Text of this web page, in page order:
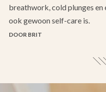
breathwork, cold plunges
ook gewoon self-care is.
DOOR BRIT